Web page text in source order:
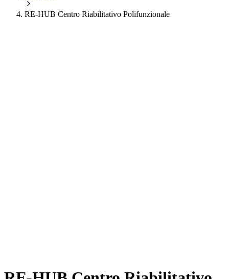
RE-HUB Centro Riabilitativo Polifunzionale